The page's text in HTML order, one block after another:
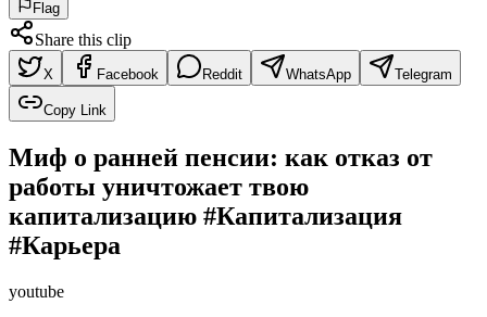
Flag
Share this clip
X Facebook Reddit WhatsApp Telegram
Copy Link
Миф о ранней пенсии: как отказ от
работы уничтожает твою
капитализацию #Капитализация
#Карьера
youtube